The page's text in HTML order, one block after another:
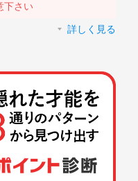
下さい
詳しく見る